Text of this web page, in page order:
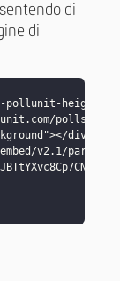
di
di
pollunit-
polls/
div>
v2.1/